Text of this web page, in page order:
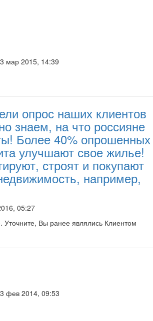
мар 2015, 14:39
опрос наших клиентов
знаем, на что россияне
Более 40% опрошенных
улучшают свое жилье!
строят и покупают
например,
05:27
Уточните, Вы ранее являлись Клиентом
фев 2014, 09:53